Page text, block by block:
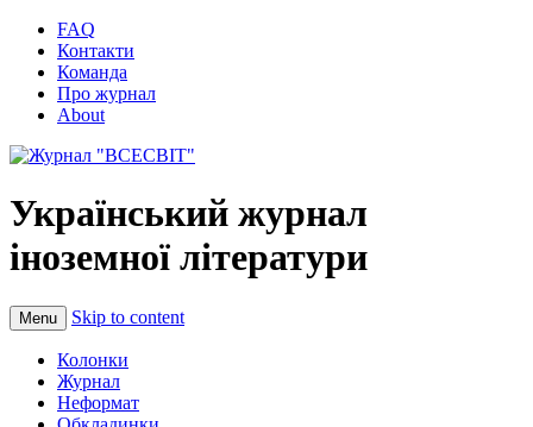
FAQ
Контакти
Команда
Про журнал
About
Український журнал
іноземної літератури
Menu Skip to content
Колонки
Журнал
Неформат